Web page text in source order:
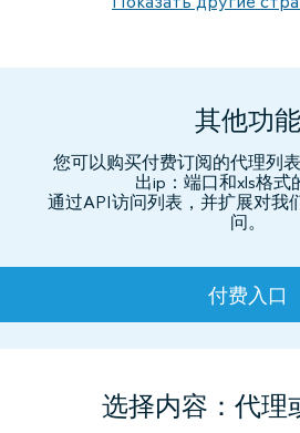
其他功能
您可以购买付费订阅的代理列
出ip：端口和xls格式
通过API访问列表，并扩展对我
问。
资费
选择内容：代理
付费入口